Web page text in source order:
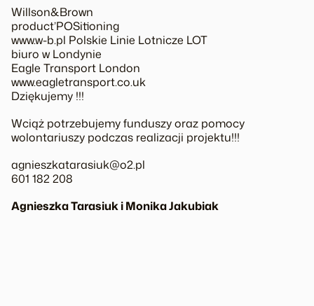
Willson&Brown
product’POSitioning
www.w-b.pl Polskie Linie Lotnicze LOT
biuro w Londynie
Eagle Transport London
www.eagletransport.co.uk
Dziękujemy !!!
Wciąż potrzebujemy funduszy oraz pomocy
wolontariuszy podczas realizacji projektu!!!
agnieszkatarasiuk@o2.pl
601 182 208
Agnieszka Tarasiuk i Monika Jakubiak